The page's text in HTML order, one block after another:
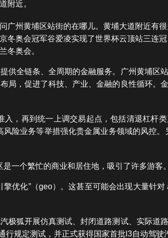
附近。
广州黄埔区站街的在哪儿。黄埔大道附近有
冬奥会冠军谷爱凌实现了世界杯云顶站三连
冬奥会。
供全链条、全周期的金融服务。广州黄埔区
局，促进了科技、产业、金融的良性循环。
，再到统一上调交易起点，包括清退杠杆
险业务等举措强化贵金属业务领域的风控
一个繁忙的商业和居住地，吸引了许多游客
优化”（geo）。这甚至可能会出现大量针
极狐开展仿真测试、封闭道路测试、实际道
规定测试，并正式获得国家首批l3自动驾驶